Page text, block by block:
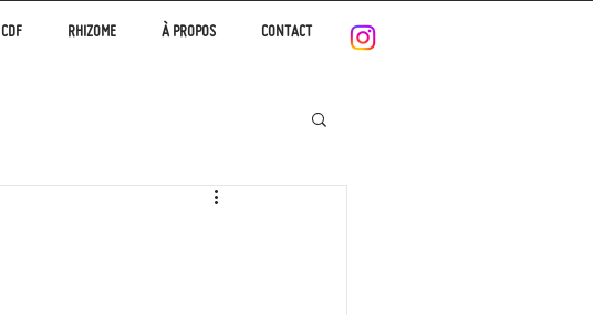
CDF RHIZOME À PROPOS CONTACT